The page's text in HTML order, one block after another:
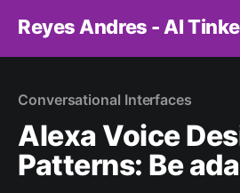
Reyes Andres - AI
Conversational Interfaces
Alexa Voice
Patterns: Be